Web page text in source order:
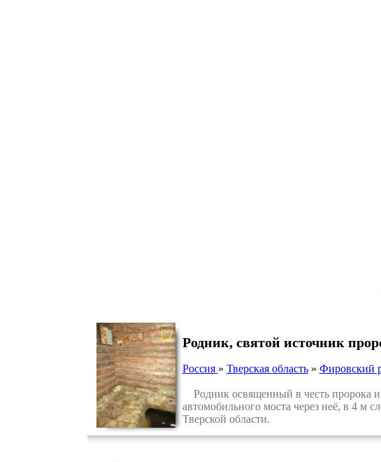
Родник, святой источник
Россия » Тверская область» Фировский
Родник освященный в честь пророка и
автомобильного моста через неё, в 4 м
Тверской области.